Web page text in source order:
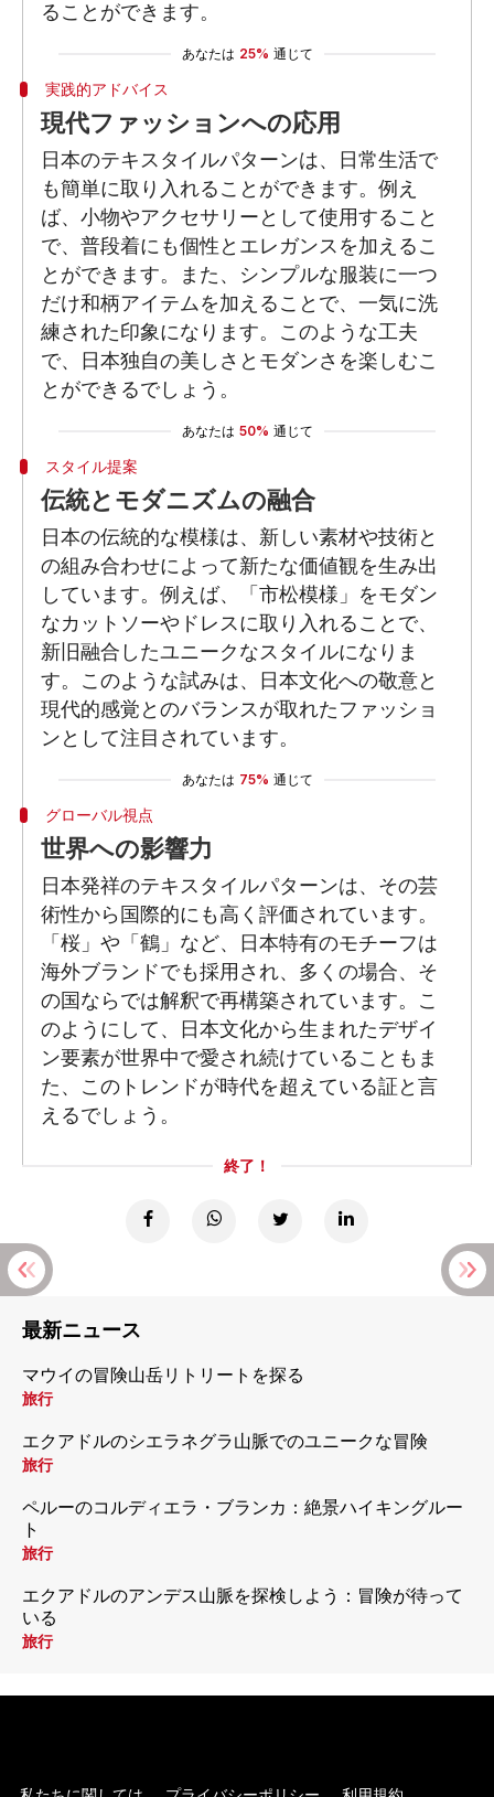
ることができます。
あなたは 25% 通じて
実践的アドバイス
現代ファッションへの応用
日本のテキスタイルパターンは、日常生活で
も簡単に取り入れることができます。例え
ば、小物やアクセサリーとして使用すること
で、普段着にも個性とエレガンスを加えるこ
とができます。また、シンプルな服装に一つ
だけ和柄アイテムを加えることで、一気に洗
練された印象になります。このような工夫
で、日本独自の美しさとモダンさを楽しむこ
とができるでしょう。
あなたは 50% 通じて
スタイル提案
伝統とモダニズムの融合
日本の伝統的な模様は、新しい素材や技術と
の組み合わせによって新たな価値観を生み出
しています。例えば、「市松模様」をモダン
なカットソーやドレスに取り入れることで、
新旧融合したユニークなスタイルになりま
す。このような試みは、日本文化への敬意と
現代的感覚とのバランスが取れたファッショ
ンとして注目されています。
あなたは 75% 通じて
グローバル視点
世界への影響力
日本発祥のテキスタイルパターンは、その芸
術性から国際的にも高く評価されています。
「桜」や「鶴」など、日本特有のモチーフは
海外ブランドでも採用され、多くの場合、そ
の国ならでは解釈で再構築されています。こ
のようにして、日本文化から生まれたデザイ
ン要素が世界中で愛され続けていることもま
た、このトレンドが時代を超えている証と言
えるでしょう。
終了！
最新ニュース
マウイの冒険山岳リトリートを探る
旅行
エクアドルのシエラネグラ山脈でのユニークな冒険
旅行
ペルーのコルディエラ・ブランカ：絶景ハイキングルー
ト
旅行
エクアドルのアンデス山脈を探検しよう：冒険が待って
いる
旅行